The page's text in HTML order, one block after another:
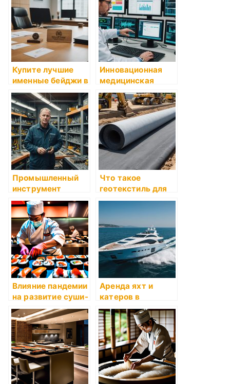
Купите лучшие
именные бейджи в
Москве по
отличной цене
Инновационная
медицинская
информационная
система MEDODS:
Полное
руководство
Промышленный
инструмент
«Миллион
Инструментов»:
качество,
надежность и
эффективность
Что такое
геотекстиль для
дренажа?
Влияние пандемии
на развитие суши-
индустрии: новые
вызовы и
возможности
Аренда яхт и
катеров в
Геленджике ―
незабываемые
путешествия с
яхт-клубом
SkyLine